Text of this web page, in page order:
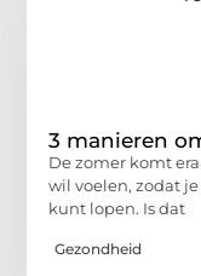
3 manieren
De zomer komt
wil voelen, zodat
kunt lopen. Is dat
Gezondheid